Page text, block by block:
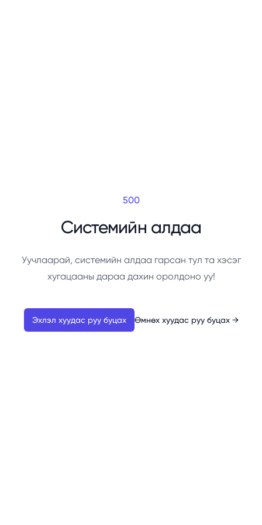
500
Системийн алдаа
Уучлаарай, системийн алдаа гарсан тул та хэсэг
хугацааны дараа дахин оролдоно уу!
Эхлэл хуудас руу буцах Өмнөх хуудас руу буцах →